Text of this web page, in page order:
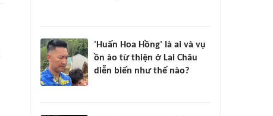
'Huấn Hoa Hồng' là ai và vụ
ồn ào từ thiện ở Lai Châu
diễn biến như thế nào?